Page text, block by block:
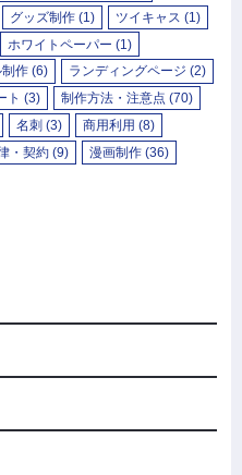
グッズ制作(1) ツイキャス (1)
ホワイトペーパー (1)
作(6) ランディングページ (2)
ト (3) 制作方法・注意点 (70)
名刺 (3) 商用利用 (8)
・契約(9) 漫画制作 (36)